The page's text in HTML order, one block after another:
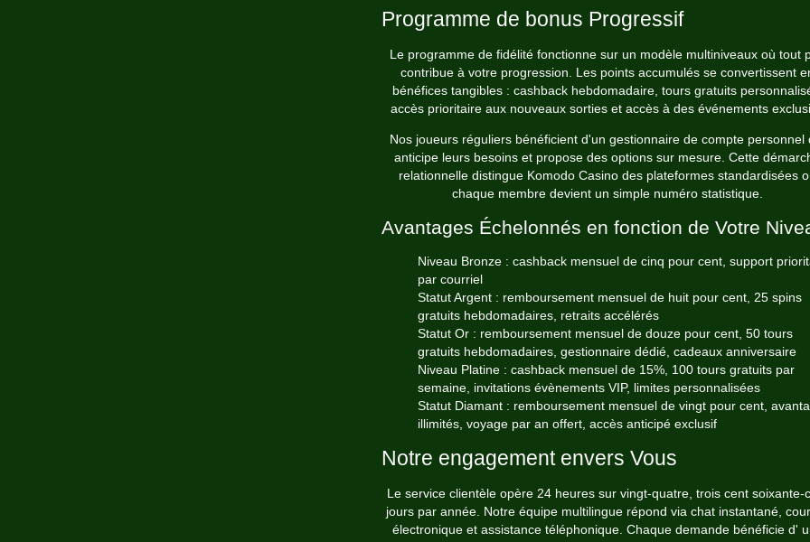
Programme de bonus Progressif
Le programme de fidélité fonctionne sur un modèle multiniveaux où tout
contribue à votre progression. Les points accumulés se convertissent
bénéfices tangibles : cashback hebdomadaire, tours gratuits
accès prioritaire aux nouveaux sorties et accès à des événements
Nos joueurs réguliers bénéficient d'un gestionnaire de compte personnel
anticipe leurs besoins et propose des options sur mesure. Cette
relationnelle distingue Komodo Casino des plateformes standardisées
chaque membre devient un simple numéro statistique.
Avantages Échelonnés en fonction de Votre
Niveau Bronze : cashback mensuel de cinq pour cent, support
par courriel
Statut Argent : remboursement mensuel de huit pour cent, 25 spins
gratuits hebdomadaires, retraits accélérés
Statut Or : remboursement mensuel de douze pour cent, 50 tours
gratuits hebdomadaires, gestionnaire dédié, cadeaux anniversaire
Niveau Platine : cashback mensuel de 15%, 100 tours gratuits par
semaine, invitations évènements VIP, limites personnalisées
Statut Diamant : remboursement mensuel de vingt pour cent,
illimités, voyage par an offert, accès anticipé exclusif
Notre engagement envers Vous
Le service clientèle opère 24 heures sur vingt-quatre, trois cent soixante-
jours par année. Notre équipe multilingue répond via chat instantané,
électronique et assistance téléphonique. Chaque demande bénéficie d'